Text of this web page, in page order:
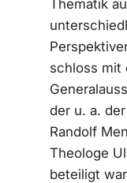
Thematik
schloss mit
der u. a.
Randolf
Theologe
beteiligt